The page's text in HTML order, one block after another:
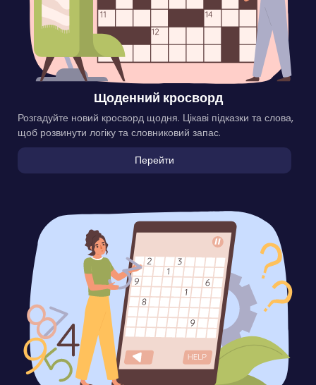
Щоденний кросворд
Розгадуйте новий кросворд щодня. Цікаві підказки та слова,
щоб розвинути логіку та словниковий запас.
Перейти